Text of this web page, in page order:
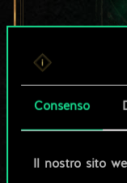
Consenso
Il nostro sito
Per